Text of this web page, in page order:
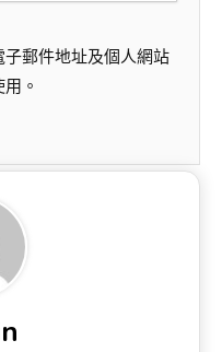
郵件地址及個人網站
。